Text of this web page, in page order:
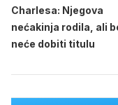
Charlesa: Njegova
nećakinja rodila, ali
neće dobiti titulu